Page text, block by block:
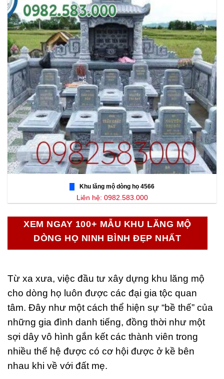
Khu lăng mộ dòng họ 4566
Liên hệ: 0982.583.000
XEM NGAY 100+ MẪU KHU LĂNG MỘ
DÒNG HỌ NINH BÌNH ĐẸP NHẤT
Từ xa xưa, việc đầu tư xây dựng khu lăng mộ
cho dòng họ luôn được các đại gia tộc quan
tâm. Đây như một cách thể hiện sự “bề thế” của
những gia đình danh tiếng, đồng thời như một
sợi dây vô hình gắn kết các thành viên trong
nhiều thế hệ được có cơ hội được ở kề bên
nhau khi về với đất mẹ.